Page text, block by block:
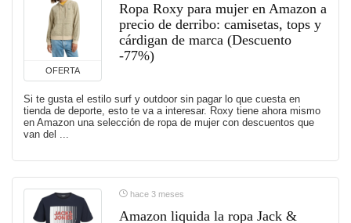
OFERTA
Ropa Roxy para mujer en Amazon a
precio de derribo: camisetas, tops y
cárdigan de marca (Descuento
-77%)
Si te gusta el estilo surf y outdoor sin pagar lo que cuesta en
tienda de deporte, esto te va a interesar. Roxy tiene ahora mismo
en Amazon una selección de ropa de mujer con descuentos que
van del ...
hace 3 meses
Amazon liquida la ropa Jack &